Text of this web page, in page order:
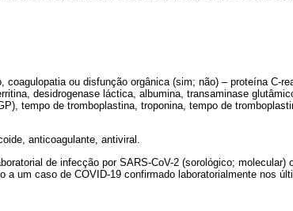
ou disfunção orgânica (sim; não) – proteína C-
desidrogenase láctica, albumina, transaminase
tempo de tromboplastina, troponina, tempo de
anticoagulante, antiviral.
de infecção por SARS-CoV-2 (sorológico; molecular)
um caso de COVID-19 confirmado laboratorialmente nos